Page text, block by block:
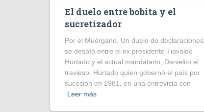
El duelo entre bobita y el
sucretizador
Por el Muérgano. Un duelo de declaraciones
se desató entre el ex presidente Tiovaldo
Hurtado y el actual mandatario, Danielito el
travieso. Hurtado quien gobernó el país por
sucesión en 1981, en una entrevista con
Leer más